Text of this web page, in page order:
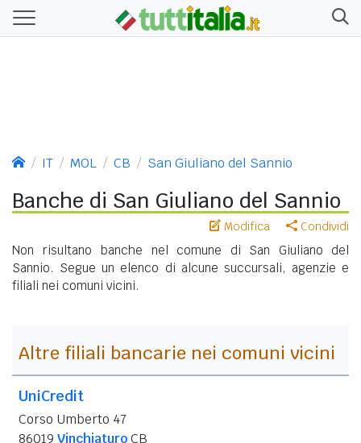
IT MOL CB San Giuliano del Sannio
Banche di San Giuliano del Sannio
Modifica Condividi
Non risultano banche nel comune di San Giuliano del
Sannio. Segue un elenco di alcune succursali, agenzie e
filiali nei comuni vicini.
Altre filiali bancarie nei comuni vicini
UniCredit
Corso Umberto 47
86019 VinchiaturoCB